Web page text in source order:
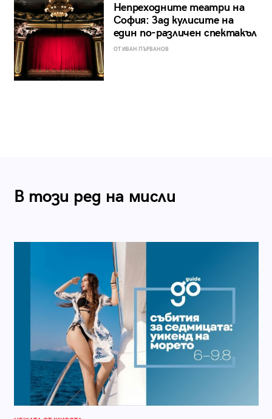
Непреходните театри на
София: Зад кулисите на
един по-различен спектакъл
ОТ ИВАН ПЪРВАНОВ
В този ред на мисли